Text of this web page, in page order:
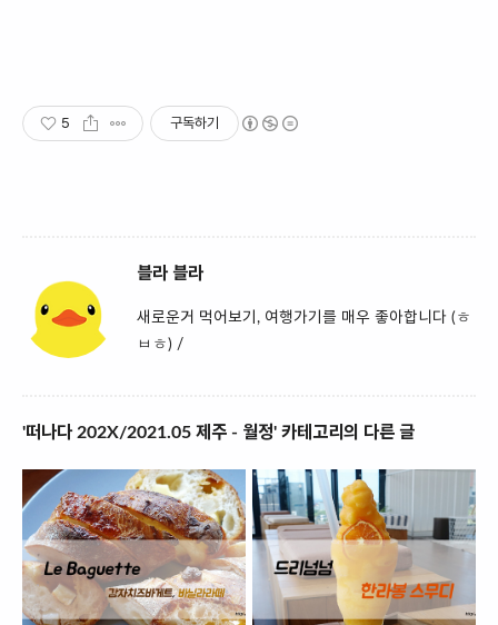
5 구독하기
블라 블라
새로운거 먹어보기, 여행가기를 매우 좋아합니다 (ㅎ
ㅂㅎ) /
'떠나다 202X/2021.05 제주 - 월정' 카테고리의 다른 글